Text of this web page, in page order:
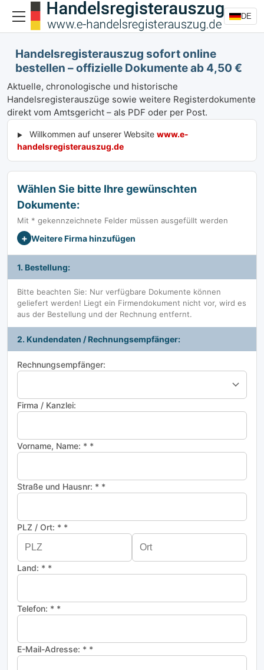
DE
Handelsregisterauszug sofort online
bestellen – offizielle Dokumente ab 4,50 €
Aktuelle, chronologische und historische
Handelsregisterauszüge sowie weitere Registerdokumente
direkt vom Amtsgericht – als PDF oder per Post.
Willkommen auf unserer Website www.e-
handelsregisterauszug.de
Wählen Sie bitte Ihre gewünschten
Dokumente:
Mit * gekennzeichnete Felder müssen ausgefüllt werden
+ Weitere Firma hinzufügen
1. Bestellung:
Bitte beachten Sie: Nur verfügbare Dokumente können
geliefert werden! Liegt ein Firmendokument nicht vor, wird es
aus der Bestellung und der Rechnung entfernt.
2. Kundendaten / Rechnungsempfänger:
Rechnungsempfänger:
Firma / Kanzlei:
Vorname, Name: * *
Straße und Hausnr: * *
PLZ / Ort: * *
Land: * *
Telefon: * *
E-Mail-Adresse: * *